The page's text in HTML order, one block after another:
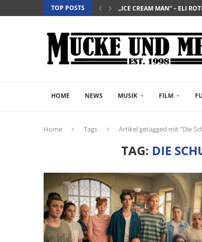
TOP POSTS
„EVERYTIME“ –
„NIGHTBORN“ – WENN
„INSIDIOUS: OUT OF THE
„THE FAST AND THE
„SALZ UND WASSER – MIT
„PALÄSTINA 36“ – DAS
„GELIEBTER SPINNER“ –
HOME NEWS MUSIK FILM
Home Tags Artikel getagged mit "Die
TAG: DIE